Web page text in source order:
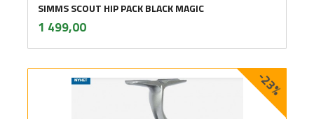
SIMMS SCOUT HIP PACK BLACK MAGIC
Pris
1 499,00mva.
-23%